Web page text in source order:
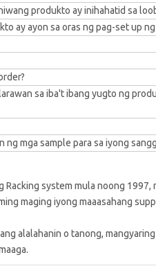
produkto ay inihahatid sa
ay ayon sa oras ng pag-set up
sa iba't ibang yugto ng
ng mga sample para sa iyong
system mula noong 1997,
maging iyong maaasahang
alalahanin o tanong,